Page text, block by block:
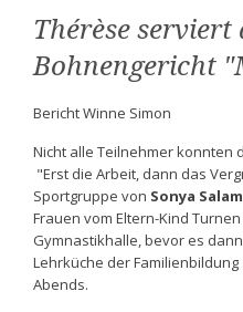
Thérèse serviert
Bohnengericht
Bericht Winne Simon
Nicht alle Teilnehmer konnten
"Erst die Arbeit, dann das
Sportgruppe von Sonya Salam
Frauen vom Eltern-Kind
Gymnastikhalle, bevor es
Lehrküche der
Abends.